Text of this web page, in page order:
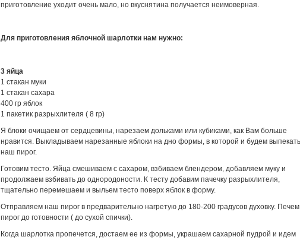
приготовление уходит очень мало, но вкуснятина получается неимоверная.
Для приготовления яблочной шарлотки нам нужно:
3 яйца
1 стакан муки
1 стакан сахара
400 гр яблок
1 пакетик разрыхлителя ( 8 гр)
Я блоки очищаем от сердцевины, нарезаем дольками или кубиками, как Вам больше
нравится. Выкладываем нарезанные яблоки на дно формы, в которой и будем выпекать
наш пирог.
Готовим тесто. Яйца смешиваем с сахаром, взбиваем блендером, добавляем муку и
продолжаем взбивать до однородоности. К тесту добавим пачечку разрыхлителя,
тщательно перемешаем и выльем тесто поверх яблок в форму.
Отправляем наш пирог в предварительно нагретую до 180-200 градусов духовку. Печем
пирог до готовности ( до сухой спички).
Когда шарлотка пропечется, достаем ее из формы, украшаем сахарной пудрой и идем